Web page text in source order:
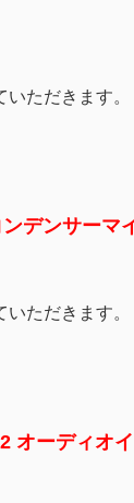
ただきます。
デンサーマ
ただきます。
ーディオイ